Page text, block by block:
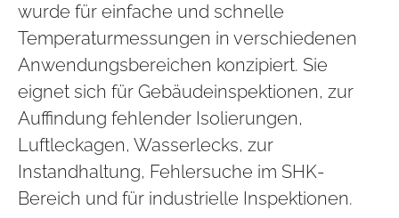
wurde für einfache und schnelle
Temperaturmessungen in verschiedenen
Anwendungsbereichen konzipiert. Sie
eignet sich für Gebäudeinspektionen, zur
Auffindung fehlender Isolierungen,
Luftleckagen, Wasserlecks, zur
Instandhaltung, Fehlersuche im SHK-
Bereich und für industrielle Inspektionen.